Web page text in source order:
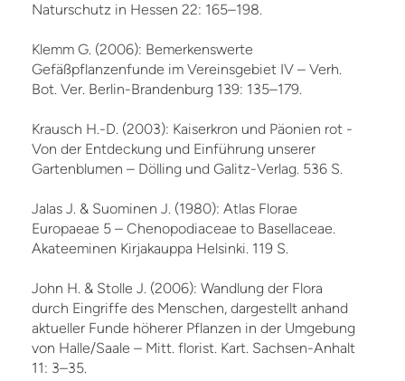
Naturschutz in Hessen 22: 165–198.
Klemm G. (2006): Bemerkenswerte
Gefäßpflanzenfunde im Vereinsgebiet IV – Verh.
Bot. Ver. Berlin-Brandenburg 139: 135–179.
Krausch H.-D. (2003): Kaiserkron und Päonien rot -
Von der Entdeckung und Einführung unserer
Gartenblumen – Dölling und Galitz-Verlag. 536 S.
Jalas J. & Suominen J. (1980): Atlas Florae
Europaeae 5 – Chenopodiaceae to Basellaceae.
Akateeminen Kirjakauppa Helsinki. 119 S.
John H. & Stolle J. (2006): Wandlung der Flora
durch Eingriffe des Menschen, dargestellt anhand
aktueller Funde höherer Pflanzen in der Umgebung
von Halle/Saale – Mitt. florist. Kart. Sachsen-Anhalt
11: 3–35.